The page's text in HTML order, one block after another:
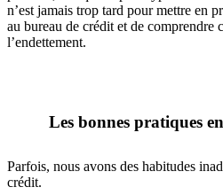
n’est jamais trop tard pour mettre en
au bureau de crédit et de comprendre
l’endettement.
Les bonnes pratiques
Parfois, nous avons des habitudes
crédit.